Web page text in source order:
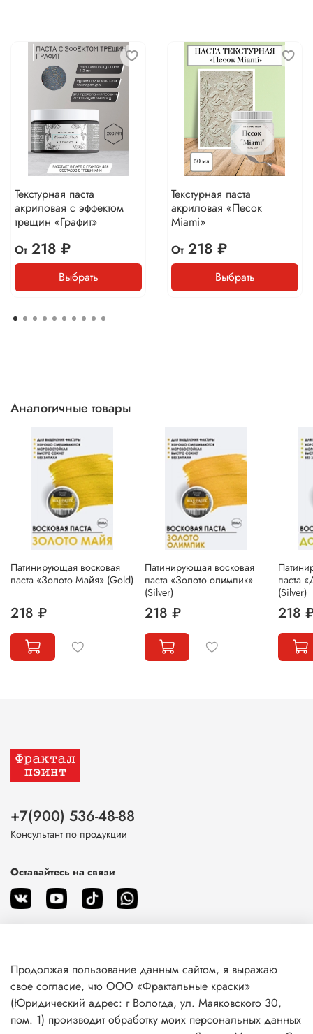
Текстурная паста
акриловая с эффектом
трещин «Графит»
От218 ₽
Выбрать
Текстурная паста
акриловая «Песок
Miami»
От218 ₽
Выбрать
Аналогичные товары
Патинирующая восковая
паста «Золото Майя» (Gold)
218 ₽
Патинирующая восковая
паста «Золото олимпик»
(Silver)
218 ₽
паста
(Silver)
218
О магазине
Клиентам
+7(900) 536-48-88
Консультант по продукции
Оставайтесь на связи
Продолжая пользование данным сайтом, я выражаю
свое согласие, что ООО «Фрактальные краски»
(Юридический адрес: г Вологда, ул. Маяковского 30,
пом. 1) производит обработку моих персональных данных